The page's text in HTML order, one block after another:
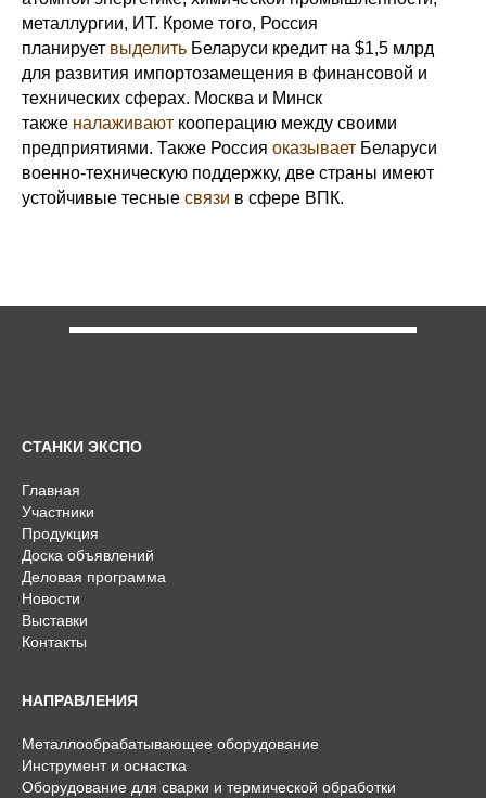
металлургии, ИТ. Кроме того, Россия
планирует выделить Беларуси кредит на $1,5 млрд
для развития импортозамещения в финансовой и
технических сферах. Москва и Минск
также налаживают кооперацию между своими
предприятиями. Также Россия оказывает Беларуси
военно-техническую поддержку, две страны имеют
устойчивые тесные связи в сфере ВПК.
СТАНКИ ЭКСПО
Главная
Участники
Продукция
Доска объявлений
Деловая программа
Новости
Выставки
Контакты
НАПРАВЛЕНИЯ
Металлообрабатывающее оборудование
Инструмент и оснастка
Оборудование для сварки и термической обработки